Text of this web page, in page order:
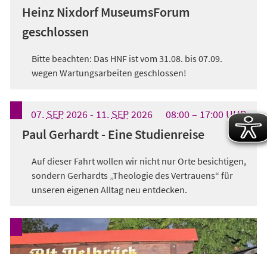
Heinz Nixdorf MuseumsForum
geschlossen
Bitte beachten: Das HNF ist vom 31.08. bis 07.09.
wegen Wartungsarbeiten geschlossen!
07. SEP2026- 11. SEP2026 08:00 17:00UHR
Paul Gerhardt - Eine Studienreise
Auf dieser Fahrt wollen wir nicht nur Orte besichtigen,
sondern Gerhardts „Theologie des Vertrauens“ für
unseren eigenen Alltag neu entdecken.